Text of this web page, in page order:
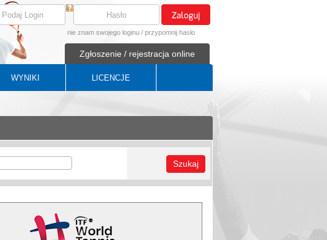
nie znam swojego loginu / przypomnij hasło
Zgłoszenie / rejestracja online
WYNIKI LICENCJE
Szukaj